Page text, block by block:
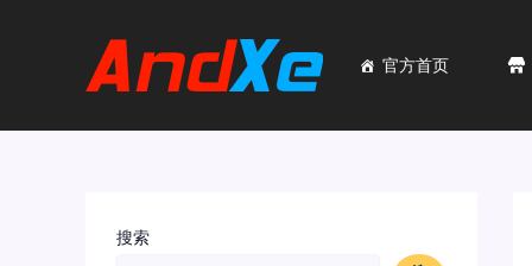
官方首页
搜索